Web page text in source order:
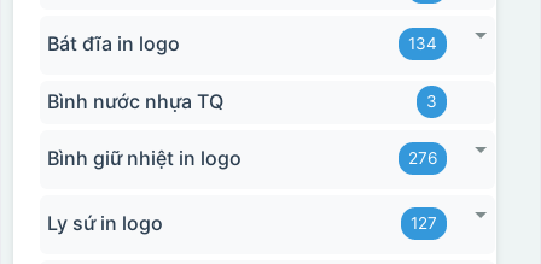
Bát đĩa in logo 134
Bình nước nhựa TQ 3
Bình giữ nhiệt in logo 276
Ly sứ in logo 127